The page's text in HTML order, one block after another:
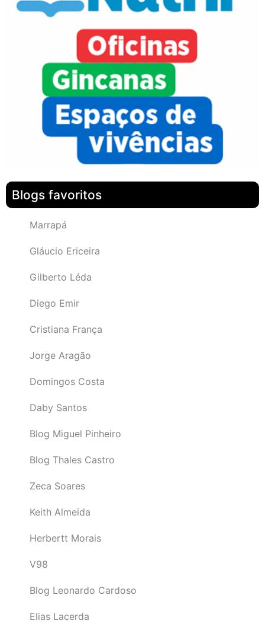
Blogs favoritos
Marrapá
Gláucio Ericeira
Gilberto Léda
Diego Emir
Cristiana França
Jorge Aragão
Domingos Costa
Daby Santos
Blog Miguel Pinheiro
Blog Thales Castro
Zeca Soares
Keith Almeida
Herbertt Morais
V98
Blog Leonardo Cardoso
Elias Lacerda